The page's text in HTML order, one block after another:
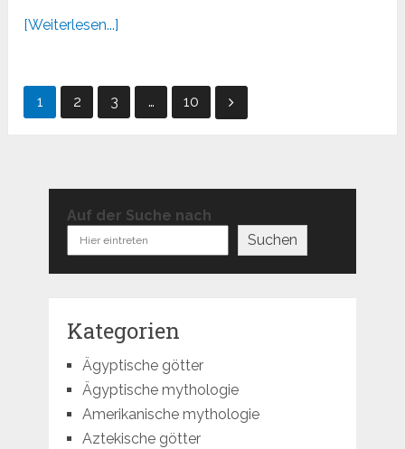
[Weiterlesen...]
Seitennummerierung
1 2 3 … 10
Auf der Suche nach
Suchen
Kategorien
Ägyptische götter
Ägyptische mythologie
Amerikanische mythologie
Aztekische götter